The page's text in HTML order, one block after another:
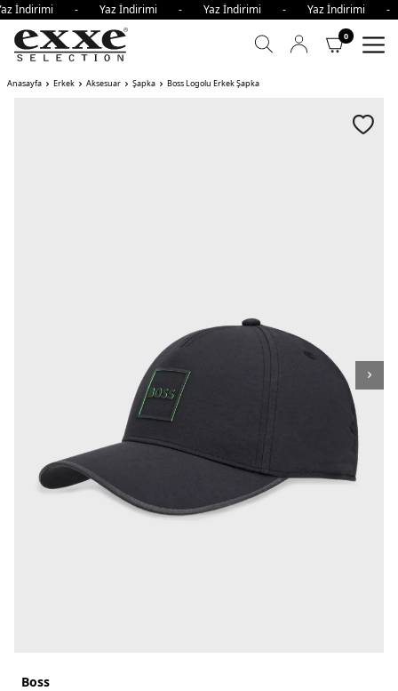
İndirimi - Yaz İndirimi - Yaz İndirimi - Yaz
0
Anasayfa Erkek Aksesuar Şapka Boss Logolu Erkek Şapka
Boss